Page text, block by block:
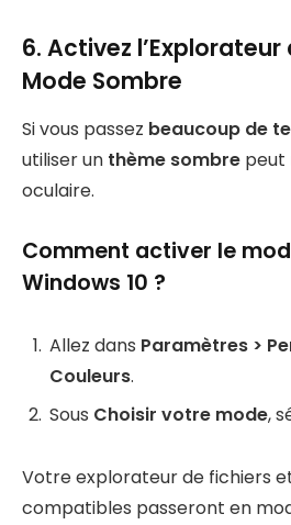
6. Activez l’Explorateur
Mode Sombre
Si vous passez beaucoup de
utiliser un thème sombre peut
oculaire.
Comment activer le
Windows 10 ?
Allez dans Paramètres >
Couleurs.
Sous Choisir votre mode,
Votre explorateur de fichiers
compatibles passeront en